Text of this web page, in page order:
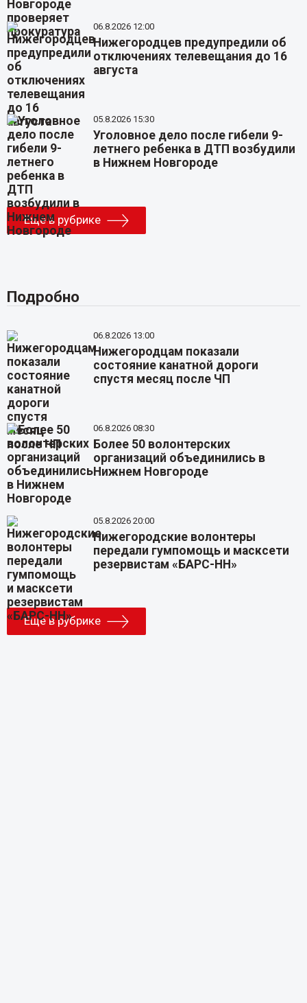
06.8.2026 12:00
Нижегородцев предупредили об
отключениях телевещания до 16
августа
05.8.2026 15:30
Уголовное дело после гибели 9-
летнего ребенка в ДТП возбудили
в Нижнем Новгороде
Еще в рубрике
Подробно
06.8.2026 13:00
Нижегородцам показали
состояние канатной дороги
спустя месяц после ЧП
06.8.2026 08:30
Более 50 волонтерских
организаций объединились в
Нижнем Новгороде
05.8.2026 20:00
Нижегородские волонтеры
передали гумпомощь и масксети
резервистам «БАРС-НН»
Еще в рубрике